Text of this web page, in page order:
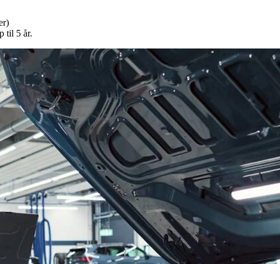
til 5 år.